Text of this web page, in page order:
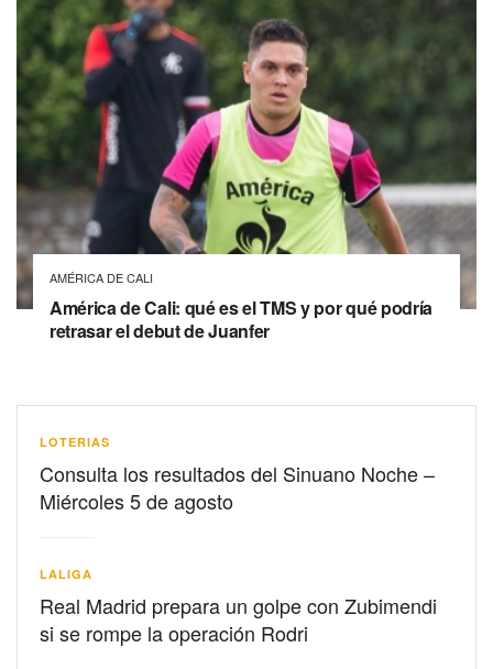
AMÉRICA DE CALI
América de Cali: qué es el TMS y por qué podría
retrasar el debut de Juanfer
LOTERIAS
Consulta los resultados del Sinuano Noche –
Miércoles 5 de agosto
LALIGA
Real Madrid prepara un golpe con Zubimendi
si se rompe la operación Rodri